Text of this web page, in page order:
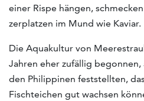
einer Rispe hängen,
zerplatzen im Mund wie Kaviar.
Die Aquakultur von
Jahren eher zufällig begonnen,
den Philippinen feststellten,
Fischteichen gut wachsen